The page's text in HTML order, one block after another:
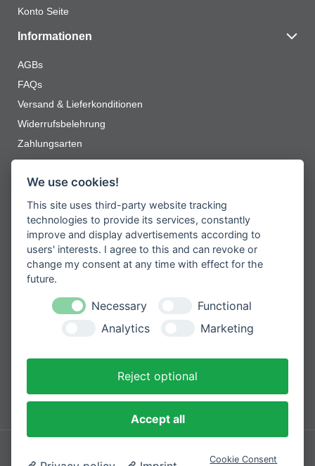
Konto Seite
Informationen
AGBs
FAQs
Versand & Lieferkonditionen
Widerrufsbelehrung
Zahlungsarten
Jetzt zum Newsletter anmelden
Erhalten Sie spannende Angebote und
neueste Informationen zu unseren
Produkten
Please
field
Mit der Anmeldung zum Newsletter
stimmen Sie zu, dass wir Ihre
Informationen im Rahmen unserer
We use cookies!
This site uses third-party website tracking
technologies to provide its services, constantly
improve and display advertisements according to
users' interests. I agree to this and can revoke or
change my consent at any time with effect for the
future.
Necessary
Functional
Analytics
Marketing
Reject optional
Accept all
Cookie Consent